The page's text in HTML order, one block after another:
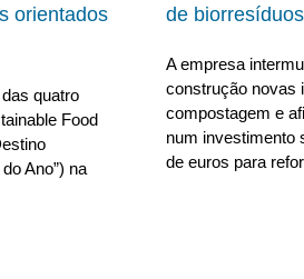
orientados
quatro
Food
Ano”) na
de biorresíduos
A empresa
construção novas
compostagem e
num investimento
de euros para